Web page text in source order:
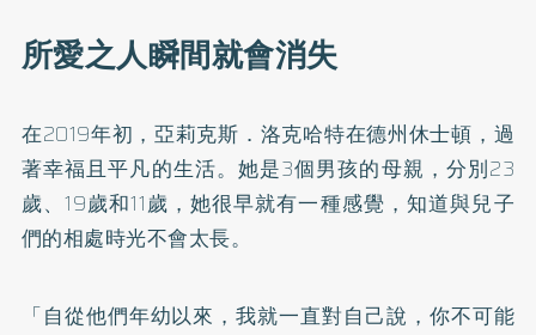
所愛之人瞬間就會消失
在2019年初，亞莉克斯．洛克哈特在德州休士頓，過
著幸福且平凡的生活。她是3個男孩的母親，分別23
歲、19歲和11歲，她很早就有一種感覺，知道與兒子
們的相處時光不會太長。
「自從他們年幼以來，我就一直對自己說，你不可能